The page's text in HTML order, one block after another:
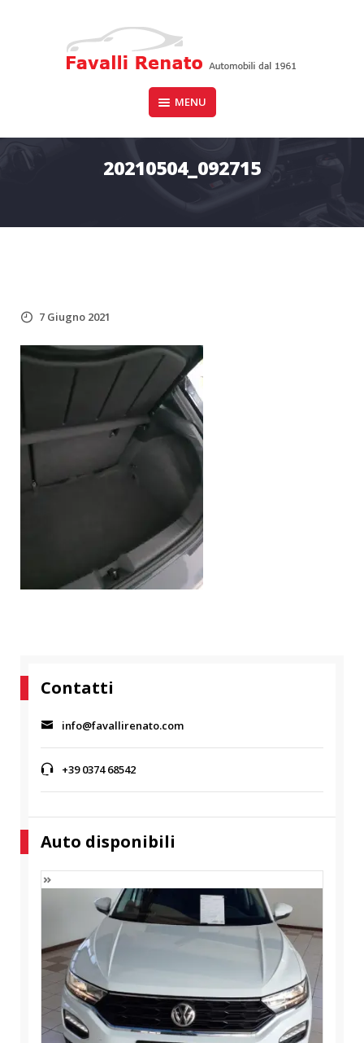
FAVALLI RENATO
MENU
20210504_092715
7 Giugno 2021
Contatti
info@favallirenato.com
+39 0374 68542
Auto disponibili